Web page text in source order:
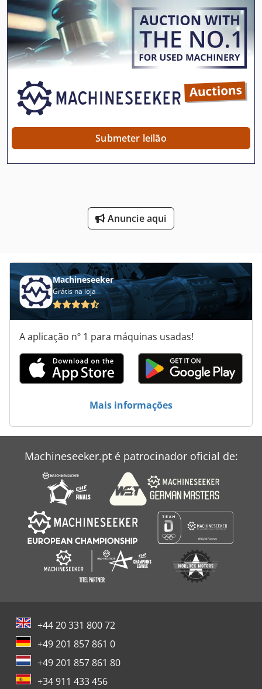
Equipamentos De Moagem
Escala De Grãos
Grade Do Carro
Grades De
Gravata De Unha
Inclina-Se Em Máquinas-Ferramenta
Máquina De Dobramento De Combinação
Máquina De Granulação
Sistema De Granulação
Tabela De Configuração
Unidades De
Veículo De Trabalho
Submeter leilão
Anuncie aqui
Machineseeker
Grátis na loja
A aplicação nº 1 para máquinas usadas!
Mais informações
Machineseeker.pt é patrocinador oficial de:
+44 20 331 800 72
+49 201 857 861 0
+49 201 857 861 80
+34 911 433 456